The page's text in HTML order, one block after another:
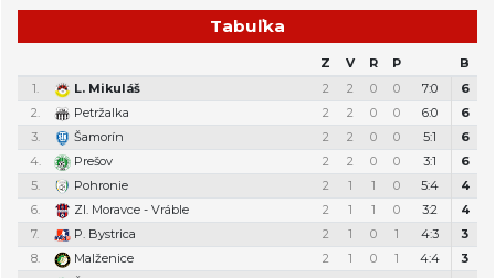
Tabuľka
Z V R P
B
1.
L. Mikuláš 2 2 0 0 7:0
6
2.
Petržalka 2 2 0 0 6:0
6
3.
Šamorín 2 2 0 0 5:1
6
4.
Prešov 2 2 0 0 3:1
6
5.
Pohronie 2 1 1 0 5:4
4
6.
Zl. Moravce - Vráble 2 1 1 0 3:2
4
7.
P. Bystrica 2 1 0 1 4:3
3
8.
Malženice 2 1 0 1 4:4
3